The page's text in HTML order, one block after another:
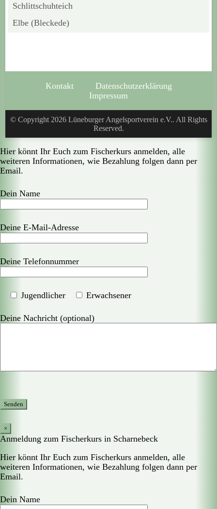
Schlittschuhteich
Elbe (Bleckede)
Kontakt
Datenschutzerklärung
Impressum
© Copyright 2026 Lüneburger Angelsportverein e.V.. All Rights
Reserved.
Hier könnt Ihr Euch zum Fischerkurs anmelden, alle
weiteren Informationen, wie Bezahlung folgen dann per
Email.
Dein Name
Deine E-Mail-Adresse
Deine Telefonnummer
Jugendlicher Erwachsener
Deine Nachricht (optional)
×
Anmeldung zum Fischerkurs in Scharnebeck
Hier könnt Ihr Euch zum Fischerkurs anmelden, alle
weiteren Informationen, wie Bezahlung folgen dann per
Email.
Dein Name